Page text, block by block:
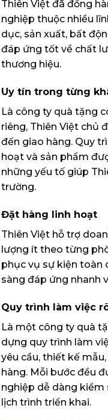
Thiên Việt đã đồng
nghiệp thuộc nhiều
dục, sản xuất, bất
đáp ứng tốt về chất
thương hiệu.
Uy tín trong từng
Là công ty quà tặng
riêng, Thiên Việt chủ
đến giao hàng. Quy
hoạt và sản phẩm
những yếu tố giúp
trường.
Đặt hàng linh hoạt
Thiên Việt hỗ trợ
lượng ít theo từng
phục vụ sự kiện toàn
sàng đáp ứng nhanh
Quy trình làm việc
Là một công ty quà
dựng quy trình làm
yêu cầu, thiết kế
hàng. Mỗi bước đều
nghiệp dễ dàng kiểm
lịch trình triển khai.